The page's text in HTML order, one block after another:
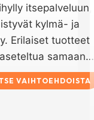
itsepalveluun,
kylmä- ja
Erilaiset tuotteet
samaan…
VAIHTOEHDOISTA